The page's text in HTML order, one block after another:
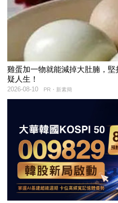
雞蛋加一物就能減掉大肚腩，
疑人生！
PR・新素簡
2026-08-10